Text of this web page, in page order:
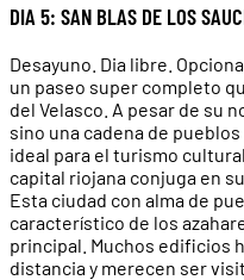
DIA 5: SAN BLAS DE LOS
Desayuno. Dia libre.
un paseo super completo
del Velasco. A pesar de su
sino una cadena de
ideal para el turismo
capital riojana conjuga en
Esta ciudad con alma de
característico de los
principal. Muchos edificios
distancia y merecen ser